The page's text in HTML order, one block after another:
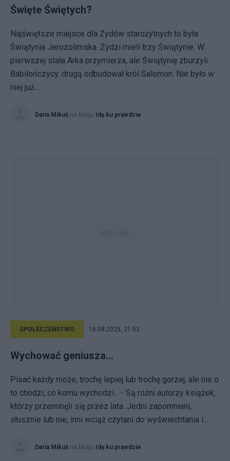
Święte Świętych?
Najświętsze miejsce dla Żydów starożytnych to była
Świątynia Jerozolimska. Żydzi mieli trzy Świątynie. W
pierwszej stała Arka przymierza, ale Świątynię zburzyli
Babilończycy. drugą odbudował król Salomon. Nie było w
niej już...
Daria Mikuś na blogu Idę ku prawdzie
SPOŁECZEŃSTWO 16.08.2025, 21:52
Wychować geniusza...
Pisać każdy może, trochę lepiej lub trochę gorzej, ale nie o
to chodzi, co komu wychodzi... - Są różni autorzy książek,
którzy przeminęli się przez lata. Jedni zapomniani,
słusznie lub nie, inni wciąż czytani do wyświechtania i...
Daria Mikuś na blogu Idę ku prawdzie